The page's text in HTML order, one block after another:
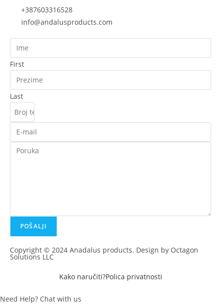
+387603316528
info@andalusproducts.com
First
Last
POŠALJI
Copyright © 2024 Anadalus products. Design by Octagon
Solutions LLC
Kako naručiti?Polica privatnosti
Need Help? Chat with us